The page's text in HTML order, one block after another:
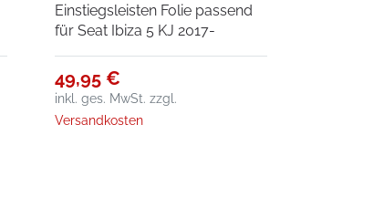
Einstiegsleisten Folie passend
für Seat Ibiza 5 KJ 2017-
49,95 €
inkl. ges. MwSt. zzgl.
Versandkosten